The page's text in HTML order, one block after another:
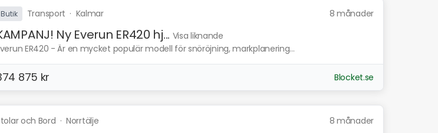
Butik Transport · Kalmar 8 månader
Ny Everun ER420 hj... Visa liknande
ER420 - Är en mycket populär modell för snöröjning, markplanering...
875 kr Blocket.se
och Bord · Norrtälje 8 månader